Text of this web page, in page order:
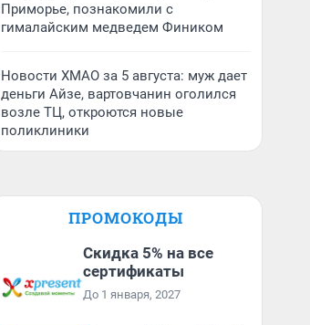
Приморье, познакомили с
гималайским медведем Фиником
Новости ХМАО за 5 августа: муж дает
деньги Айзе, вартовчанин оголился
возле ТЦ, откроются новые
поликлиники
ПРОМОКОДЫ
Скидка 5% на все
сертификаты
До 1 января, 2027